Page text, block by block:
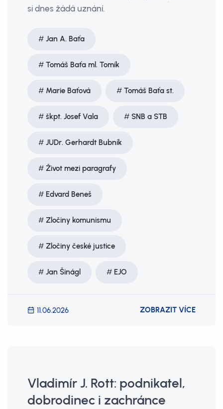
si dnes žádá uznání.
Jan A. Baťa
Tomáš Baťa ml. Tomík
Marie Baťová Tomáš Baťa st.
škpt. Josef Vala SNB a STB
JUDr. Gerhardt Bubník
Život mezi paragrafy
Edvard Beneš
Zločiny komunismu
Zločiny české justice
Jan Šinágl EJO
11.06.2026 ZOBRAZIT VÍCE
Vladimír J. Rott: podnikatel,
dobrodinec i zachránce